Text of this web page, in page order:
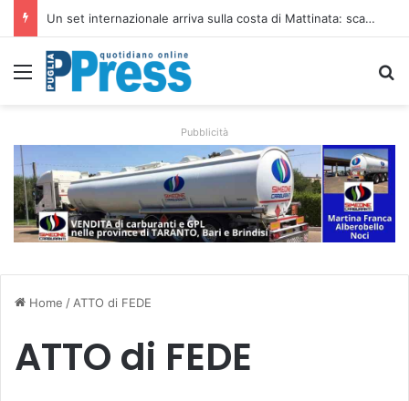
Ombrelloni lasciati sulle spiagge libere, controlli a Vieste e Peschici: liberati oltre 5mila metri quadrati
Menu
Pubblicità
Home / ATTO di FEDE
ATTO di FEDE